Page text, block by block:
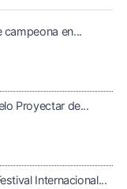
campeona en...
Proyectar de...
Internacional...